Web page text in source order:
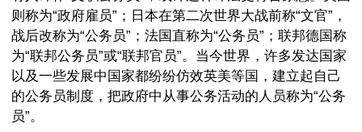
则称为“政府雇员”；日本在第二次世界大战前称“文官”，
战后改称为“公务员”；法国直称为“公务员”；联邦德国称
为“联邦公务员”或“联邦官员”。当今世界，许多发达国家
以及一些发展中国家都纷纷仿效英美等国，建立起自己
的公务员制度，把政府中从事公务活动的人员称为“公务
员”。